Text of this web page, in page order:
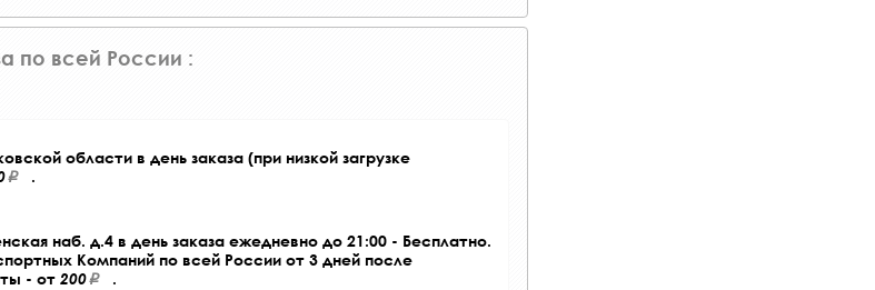
по всей России :
области в день заказа (при низкой загрузке
.
наб. д.4 в день заказа ежедневно до 21:00 - Бесплатно.
Компаний по всей России от 3 дней после
- от 200 .